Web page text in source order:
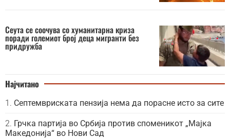
Сеута се соочува со хуманитарна криза
поради големиот број деца мигранти без
придружба
Најчитано
Септемвриската пензија нема да порасне исто за сите
Грчка партија во Србија против споменикот „Мајка
Македонија“ во Нови Сад